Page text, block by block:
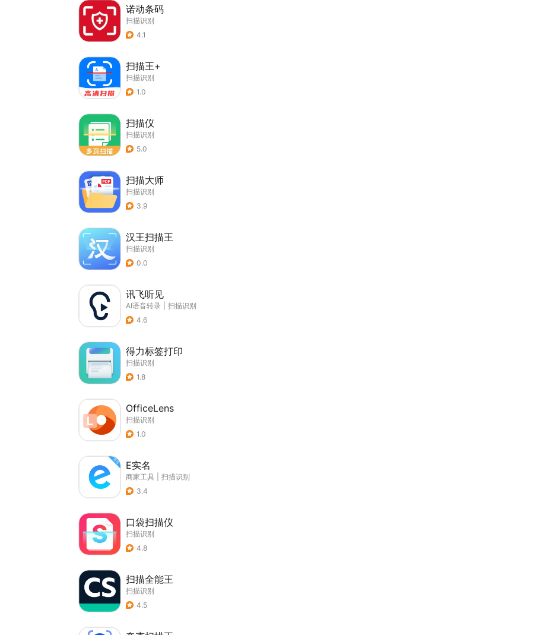
诺动条码
扫描识别
4.1
扫描王+
扫描识别
1.0
扫描仪
扫描识别
5.0
扫描大师
扫描识别
3.9
汉王扫描王
扫描识别
0.0
讯飞听见
AI语音转录
扫描识别
4.6
得力标签打印
扫描识别
1.8
OfficeLens
扫描识别
1.0
E实名
商家工具
扫描识别
3.4
口袋扫描仪
扫描识别
4.8
扫描全能王
扫描识别
4.5